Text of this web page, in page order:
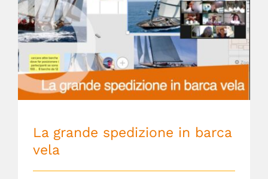
La grande spedizione in barca vela
La grande spedizione in barca
vela